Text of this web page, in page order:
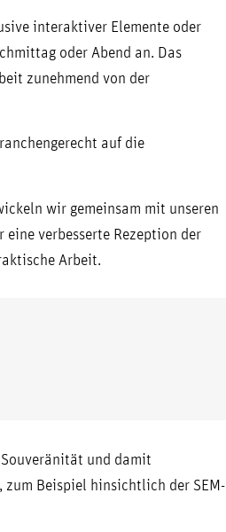
interaktiver Elemente oder
oder Abend an. Das
zunehmend von der
auf die
wir gemeinsam mit unseren
verbesserte Rezeption der
Arbeit.
und damit
Beispiel hinsichtlich der SEM-